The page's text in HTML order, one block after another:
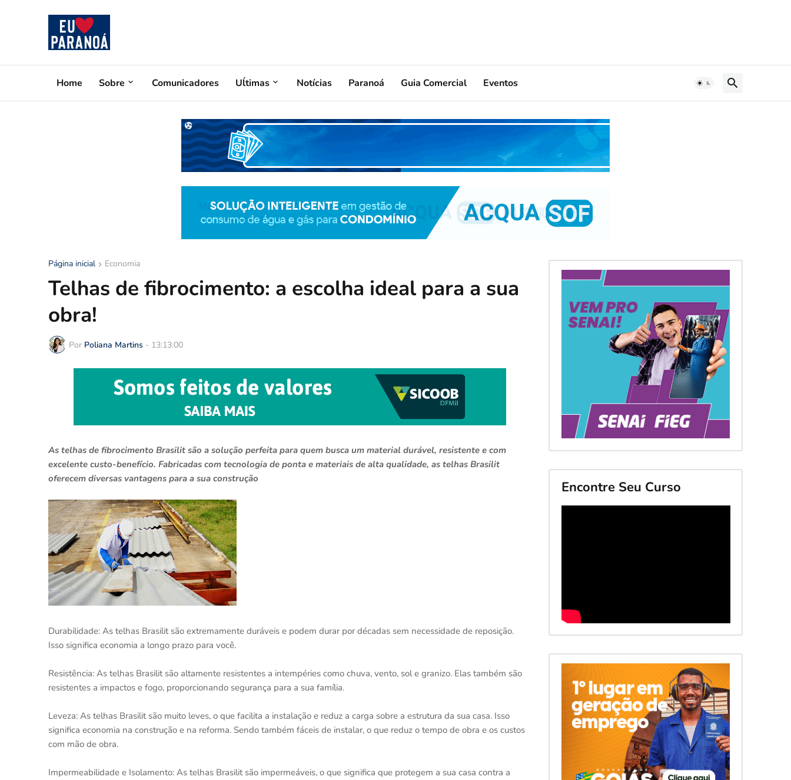
Home Sobre Comunicadores Uĺtimas Notícias Paranoá Guia Comercial Eventos
Página inicial Economia
Telhas de fibrocimento: a escolha ideal para a sua
obra!
Por Poliana Martins - 13:13:00
As telhas de fibrocimento Brasilit são a solução perfeita para quem busca um material durável, resistente e com
excelente custo-benefício. Fabricadas com tecnologia de ponta e materiais de alta qualidade, as telhas Brasilit
oferecem diversas vantagens para a sua construção
Durabilidade: As telhas Brasilit são extremamente duráveis e podem durar por décadas sem necessidade de reposição.
Isso significa economia a longo prazo para você.
Resistência: As telhas Brasilit são altamente resistentes a intempéries como chuva, vento, sol e granizo. Elas também são
resistentes a impactos e fogo, proporcionando segurança para a sua família.
Leveza: As telhas Brasilit são muito leves, o que facilita a instalação e reduz a carga sobre a estrutura da sua casa. Isso
significa economia na construção e na reforma. Sendo também fáceis de instalar, o que reduz o tempo de obra e os custos
com mão de obra.
Impermeabilidade e Isolamento: As telhas Brasilit são impermeáveis, o que significa que protegem a sua casa contra a
Encontre Seu Curso